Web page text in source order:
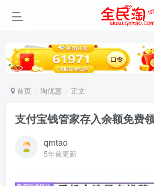
首页 淘优惠 正文
支付宝钱管家存入余额免费
qmtao
5年前更新